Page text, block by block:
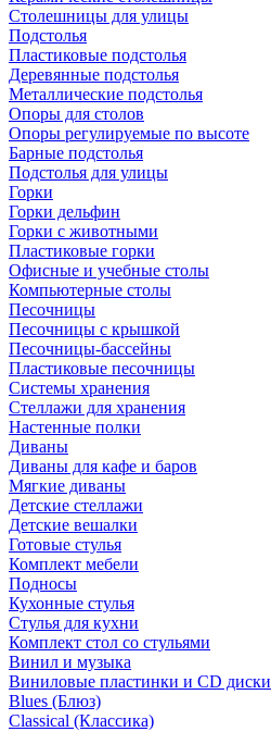
Столешницы для улицы
Подстолья
Пластиковые подстолья
Деревянные подстолья
Металлические подстолья
Опоры для столов
Опоры регулируемые по высоте
Барные подстолья
Подстолья для улицы
Горки
Горки дельфин
Горки с животными
Пластиковые горки
Офисные и учебные столы
Компьютерные столы
Песочницы
Песочницы с крышкой
Песочницы-бассейны
Пластиковые песочницы
Системы хранения
Стеллажи для хранения
Настенные полки
Диваны
Диваны для кафе и баров
Мягкие диваны
Детские стеллажи
Детские вешалки
Готовые стулья
Комплект мебели
Подносы
Кухонные стулья
Стулья для кухни
Комплект стол со стульями
Винил и музыка
Виниловые пластинки и CD диски
Blues (Блюз)
Classical (Классика)